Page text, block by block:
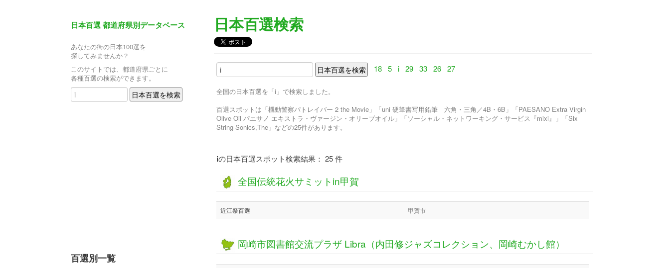
日本百選 都道府県別データベース
あなたの街の日本100選を
探してみませんか？
このサイトでは、都道府県ごとに
各種百選の検索ができます。
百選別一覧
日本百選検索
18 5 i 29 33 26 27
全国の日本百選を「i」で検索しました。
百選スポットは「機動警察パトレイバー 2 the Movie」「uni 硬筆書写用鉛筆 六角・三角／4B・6B」「PAESANO Extra Virgin
Olive Oil パエサノ エキストラ・ヴァージン・オリーブオイル」「ソーシャル・ネットワーキング・サービス『mixi』」「Six
String Sonics,The」などの25件があります。
iの日本百選スポット検索結果： 25 件
全国伝統花火サミットin甲賀
近江祭百選 甲賀市
岡崎市図書館交流プラザ Libra（内田修ジャズコレクション、岡崎むかし館）